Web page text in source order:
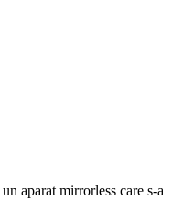
un aparat mirrorless care s-a